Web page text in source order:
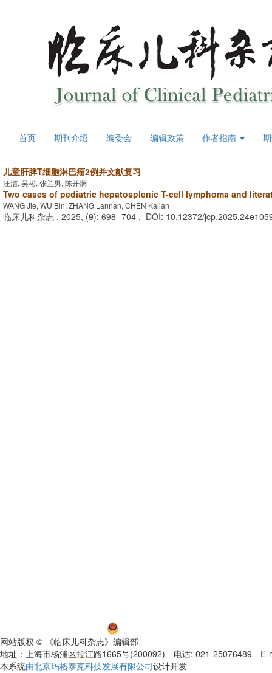
首页 期刊介绍 编委会 编辑政策 作者指南
儿童肝脾T细胞淋巴瘤2例并文献复习
汪洁, 吴彬, 张兰男, 陈开澜
Two cases of pediatric hepatosplenic T-cell lymphoma and
WANG Jie, WU Bin, ZHANG Lannan, CHEN Kailan
临床儿科杂志 . 2025, (9): 698 -704 . DOI: 10.12372/
网站版权 © 《临床儿科杂志》编辑部
地址：上海市杨浦区控江路1665号(200092) 电话: 021-25076489 E-
本系统由北京玛格泰克科技发展有限公司设计开发